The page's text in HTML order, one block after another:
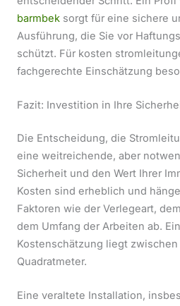
barmbek sorgt für eine sichere
Ausführung, die Sie vor
schützt. Für kosten
fachgerechte Einschätzung
Fazit: Investition in Ihre
Die Entscheidung, die
eine weitreichende, aber
Sicherheit und den Wert Ihrer
Kosten sind erheblich und
Faktoren wie der Verlegeart,
dem Umfang der Arbeiten ab.
Kostenschätzung liegt
Quadratmeter.
Eine veraltete Installation,